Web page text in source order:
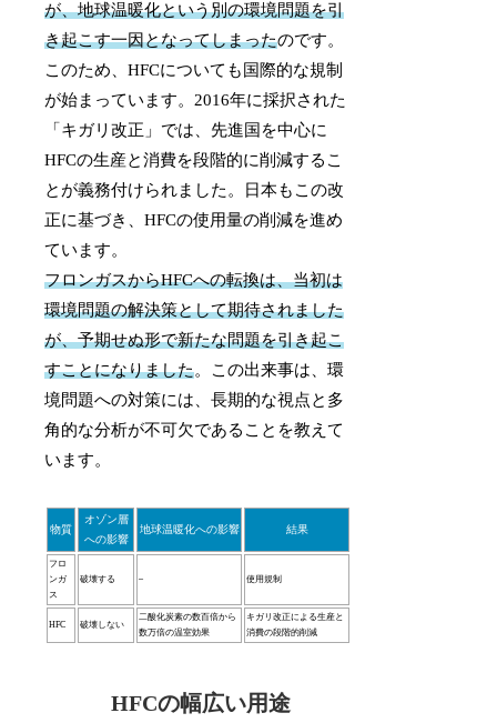
が、地球温暖化という別の環境問題を引
き起こす一因となってしまったのです。
このため、HFCについても国際的な規制
が始まっています。2016年に採択された
「キガリ改正」では、先進国を中心に
HFCの生産と消費を段階的に削減するこ
とが義務付けられました。日本もこの改
正に基づき、HFCの使用量の削減を進め
ています。
フロンガスからHFCへの転換は、当初は
環境問題の解決策として期待されました
が、予期せぬ形で新たな問題を引き起こ
すことになりました。この出来事は、環
境問題への対策には、長期的な視点と多
角的な分析が不可欠であることを教えて
います。
物質
オゾン層
への影響
地球温暖化への影響 結果
フロ
ンガ
ス
破壊する – 使用規制
HFC 破壊しない
二酸化炭素の数百倍から
数万倍の温室効果
キガリ改正による生産と
消費の段階的削減
HFCの幅広い用途